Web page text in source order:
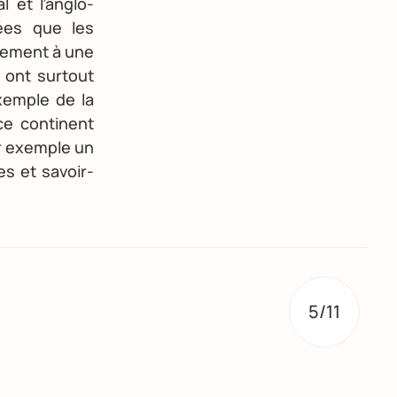
que les
à une
ont surtout
de la
continent
exemple un
et savoir-
5/11